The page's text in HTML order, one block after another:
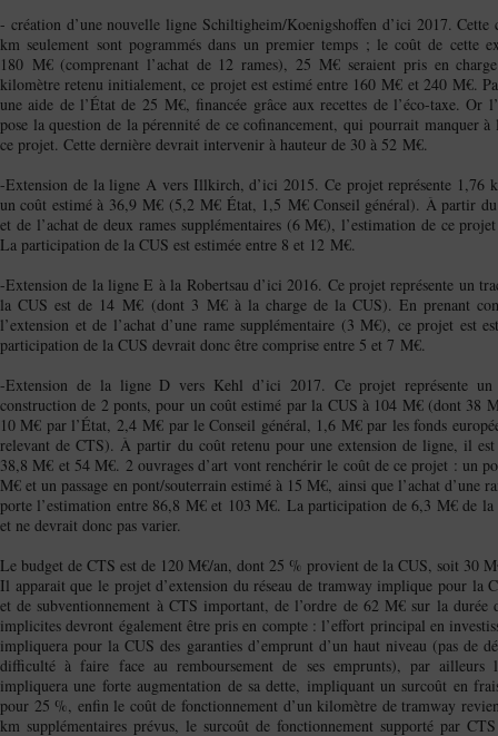
- création d’une nouvelle ligne Schiltigheim/Koenigshoffen d’ici 2017. Cette
km seulement sont pogrammés dans un premier temps ; le coût de cette
180 M€ (comprenant l’achat de 12 rames), 25 M€ seraient pris en
kilomètre retenu initialement, ce projet est estimé entre 160 M€ et 240 M€.
une aide de l’État de 25 M€, financée grâce aux recettes de l’éco-taxe. Or
pose la question de la pérennité de ce cofinancement, qui pourrait manquer
ce projet. Cette dernière devrait intervenir à hauteur de 30 à 52 M€.
-Extension de la ligne A vers Illkirch, d’ici 2015. Ce projet représente 1,76
un coût estimé à 36,9 M€ (5,2 M€ État, 1,5 M€ Conseil général). À partir du
et de l’achat de deux rames supplémentaires (6 M€), l’estimation de ce
La participation de la CUS est estimée entre 8 et 12 M€.
-Extension de la ligne E à la Robertsau d’ici 2016. Ce projet représente un
la CUS est de 14 M€ (dont 3 M€ à la charge de la CUS). En prenant
l’extension et de l’achat d’une rame supplémentaire (3 M€), ce projet est
participation de la CUS devrait donc être comprise entre 5 et 7 M€.
-Extension de la ligne D vers Kehl d’ici 2017. Ce projet représente
construction de 2 ponts, pour un coût estimé par la CUS à 104 M€ (dont 38
10 M€ par l’État, 2,4 M€ par le Conseil général, 1,6 M€ par les fonds
relevant de CTS). À partir du coût retenu pour une extension de ligne, il
38,8 M€ et 54 M€. 2 ouvrages d’art vont renchérir le coût de ce projet : un
M€ et un passage en pont/souterrain estimé à 15 M€, ainsi que l’achat d’une
porte l’estimation entre 86,8 M€ et 103 M€. La participation de 6,3 M€ de
et ne devrait donc pas varier.
Le budget de CTS est de 120 M€/an, dont 25 % provient de la CUS, soit 30
Il apparait que le projet d’extension du réseau de tramway implique pour la
et de subventionnement à CTS important, de l’ordre de 62 M€ sur la durée
implicites devront également être pris en compte : l’effort principal en
impliquera pour la CUS des garanties d’emprunt d’un haut niveau (pas de
difficulté à faire face au remboursement de ses emprunts), par ailleurs
impliquera une forte augmentation de sa dette, impliquant un surcoût en
pour 25 %, enfin le coût de fonctionnement d’un kilomètre de tramway
km supplémentaires prévus, le surcoût de fonctionnement supporté par